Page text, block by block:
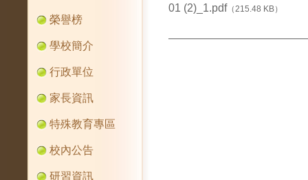
榮譽榜
學校簡介
行政單位
家長資訊
特殊教育專區
校內公告
研習資訊
01 (2)_1.pdf（215.48 KB）